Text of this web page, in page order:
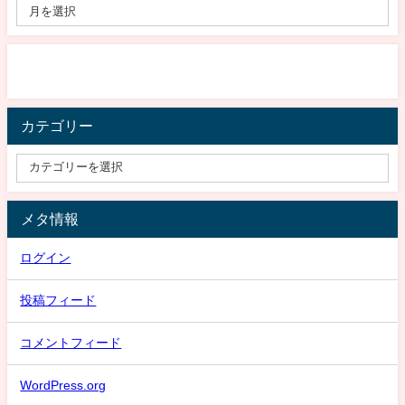
カテゴリー
メタ情報
ログイン
投稿フィード
コメントフィード
WordPress.org